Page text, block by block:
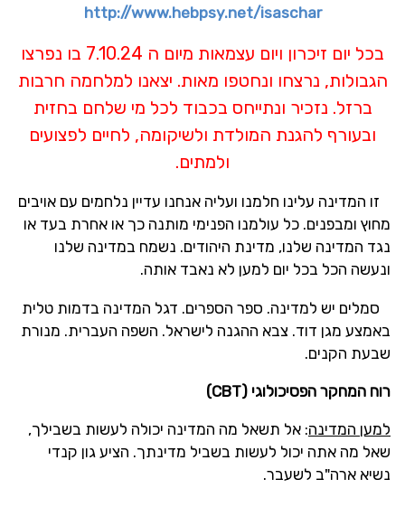
http://www.hebpsy.net/isaschar
בכל יום זיכרון ויום עצמאות מיום ה 7.10.24 בו נפרצו
הגבולות, נרצחו ונחטפו מאות. יצאנו למלחמה חרבות
ברזל. נזכיר ונתייחס בכבוד לכל מי שלחם בחזית
ובעורף להגנת המולדת ולשיקומה, לחיים לפצועים
ולמתים.
זו המדינה עלינו חלמנו ועליה אנחנו עדיין נלחמים עם אויבים
מחוץ ומבפנים. כל עולמנו הפנימי מותנה כך או אחרת בעד או
נגד המדינה שלנו, מדינת היהודים. נשמח במדינה שלנו
ונעשה הכל בכל יום למען לא נאבד אותה.
סמלים יש למדינה. ספר הספרים. דגל המדינה בדמות טלית
באמצע מגן דוד. צבא ההגנה לישראל. השפה העברית. מנורת
שבעת הקנים.
רוח המחקר הפסיכולוגי (CBT
)
למען המדינה: אל תשאל מה המדינה יכולה לעשות בשבילך,
שאל מה אתה יכול לעשות בשביל מדינתך. הציע גון קנדי
נשיא ארה"ב לשעבר.